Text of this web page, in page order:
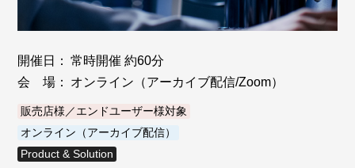
開催日：
常時開催 約60分
会 場：
オンライン（アーカイブ配信/Zoom）
販売店様／エンドユーザー様対象
オンライン（アーカイブ配信）
Product & Solution